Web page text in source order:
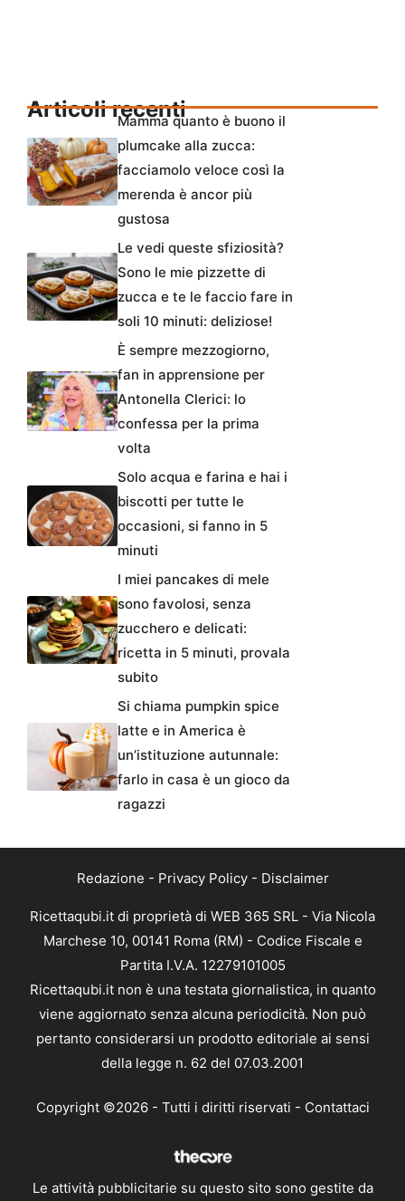
Articoli recentiMamma quanto è buono il
plumcake alla zucca:
facciamolo veloce così la
merenda è ancor più
gustosa
Le vedi queste sfiziosità?
Sono le mie pizzette di
zucca e te le faccio fare in
soli 10 minuti: deliziose!
È sempre mezzogiorno,
fan in apprensione per
Antonella Clerici: lo
confessa per la prima
volta
Solo acqua e farina e hai i
biscotti per tutte le
occasioni, si fanno in 5
minuti
I miei pancakes di mele
sono favolosi, senza
zucchero e delicati:
ricetta in 5 minuti, provala
subito
Si chiama pumpkin spice
latte e in America è
un’istituzione autunnale:
farlo in casa è un gioco da
ragazzi
Redazione - Privacy Policy- Disclaimer
Ricettaqubi.it di proprietà di WEB 365 SRL - Via Nicola
Marchese 10, 00141 Roma (RM) - Codice Fiscale e
Partita I.V.A. 12279101005
Ricettaqubi.it non è una testata giornalistica, in quanto
viene aggiornato senza alcuna periodicità. Non può
pertanto considerarsi un prodotto editoriale ai sensi
della legge n. 62 del 07.03.2001
Copyright ©2026 - Tutti i diritti riservati - Contattaci
Le attività pubblicitarie su questo sito sono gestite da